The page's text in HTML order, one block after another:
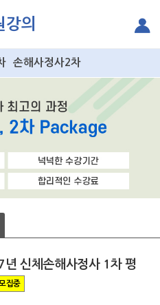
강의
손해사정사2차
신체손해사정사 1차 평
집중